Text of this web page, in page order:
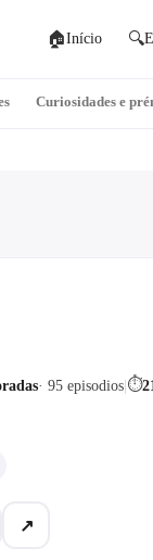
🏠Início 🔍
· 95 episodios ⏱
↗
Curiosidades e